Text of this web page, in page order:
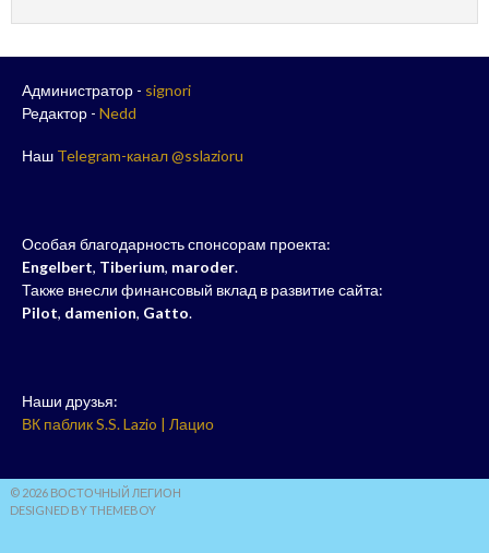
Администратор - signori
Редактор - Nedd
Наш Telegram-канал @sslazioru
Особая благодарность спонсорам проекта:
Engelbert, Tiberium, maroder.
Также внесли финансовый вклад в развитие сайта:
Pilot, damenion, Gatto.
Наши друзья:
ВК паблик S.S. Lazio | Лацио
© 2026 ВОСТОЧНЫЙ ЛЕГИОН
DESIGNED BY THEMEBOY